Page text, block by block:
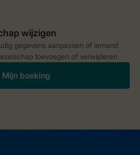
gegevens aanpassen of iemand
toevoegen of verwijderen.
Mijn boeking